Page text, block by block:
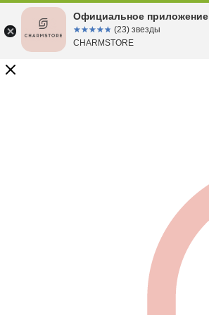
Официальное приложение
☆☆☆☆☆
★★★★★ (23) звезды
CHARMSTORE